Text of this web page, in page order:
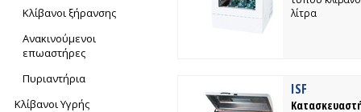
Κλίβανοι ξήρανσης
Ανακινούμενοι
επωαστήρες
Πυριαντήρια
Κλίβανοι Υγρής
λίτρα
ISF